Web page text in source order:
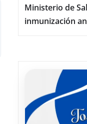
Ministerio de
inmunización